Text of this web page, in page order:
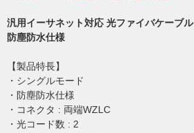
汎用イーサネット対応 光ファイバケーブル
防塵防水仕様
【製品特長】
・シングルモード
・防塵防水仕様
・コネクタ : 両端WZLC
・光コード数 : 2